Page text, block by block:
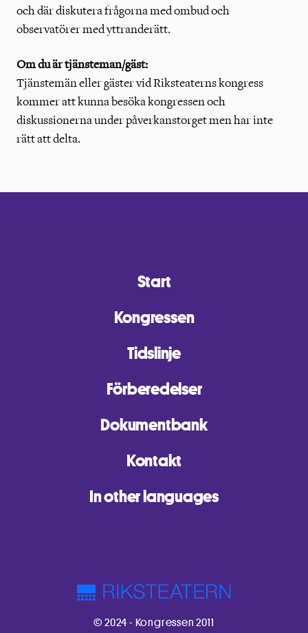
och där diskutera frågorna med ombud och
observatörer med yttranderätt.
Om du är tjänsteman/gäst:
Tjänstemän eller gäster vid Riksteaterns kongress
kommer att kunna besöka kongressen och
diskussionerna under påverkanstorget men har inte
rätt att delta.
Start
Kongressen
Tidslinje
Förberedelser
Dokumentbank
Kontakt
In other languages
© 2024 - Kongressen 2011